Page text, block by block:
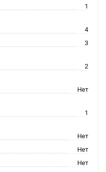
1
4
3
2
Нет
1
Нет
Нет
Нет